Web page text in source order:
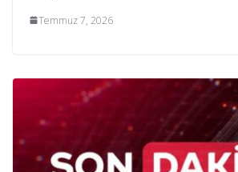
Temmuz 7, 2026